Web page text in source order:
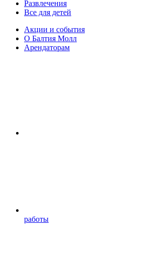
Развлечения
Все для детей
Акции и события
О Балтия Молл
Арендаторам
работы